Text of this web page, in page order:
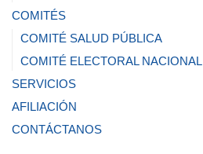
COMITÉS
COMITÉ SALUD PÚBLICA
COMITÉ ELECTORAL NACIONAL
SERVICIOS
AFILIACIÓN
CONTÁCTANOS